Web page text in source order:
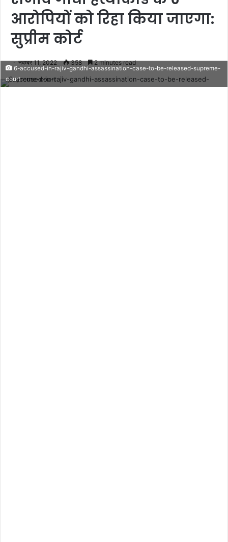
आरोपियों को रिहा किया जाएगा:
सुप्रीम कोर्ट
नवम्बर 11, 2022 358 2 minutes read
6-accused-in-rajiv-gandhi-assassination-case-to-be-released-supreme-
court